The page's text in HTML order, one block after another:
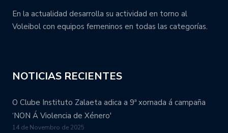
En la actualidad desarrolla su actividad en torno al
Voleibol con equipos femeninos en todas las categorías.
NOTICIAS RECIENTES
O Clube Instituto Zalaeta adica a 9ª xornada á campaña
‘NON Á Violencia de Xénero'
14 de Novembro de 2025